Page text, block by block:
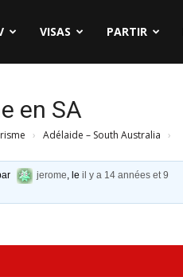
VISAS PARTIR
en SA
› Adélaide – South Australia ›
jerome, leil y a 14 années et 9